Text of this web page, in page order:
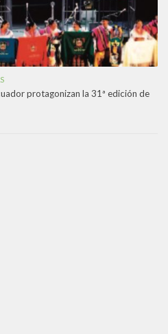
protagonizan la 31ª edición de